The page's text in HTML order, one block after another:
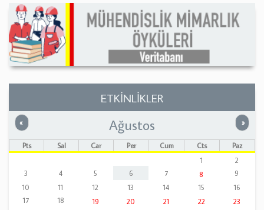
ETKİNLİKLER
« Önceki »
Ağustos
Pts Sal Çar Per Cum Cts
Paz
1
2
3
4 5 6 7 8
9
10
11 12 13 14 15
16
17
18 19 20 21 22
23